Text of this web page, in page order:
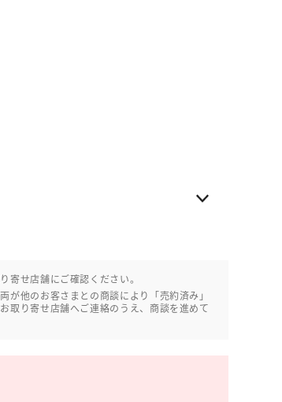
寄せ店舗にご確認ください。
他のお客さまとの商談により「売約済み」
取り寄せ店舗へご連絡のうえ、商談を進めて